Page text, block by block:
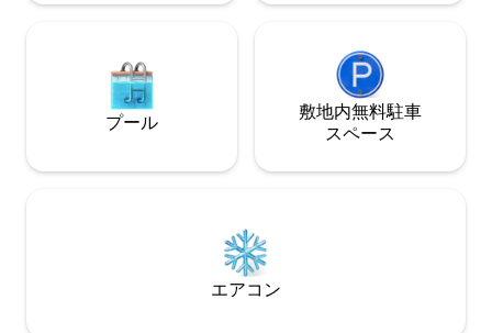
プール
敷地内無料駐⁠車
ス⁠ペ⁠ー⁠ス
エアコン